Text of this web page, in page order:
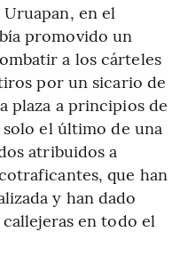
en el
promovido un
a los cárteles
por un sicario de
plaza a principios de
solo el último de una
atribuidos a
que han
y han dado
en todo el